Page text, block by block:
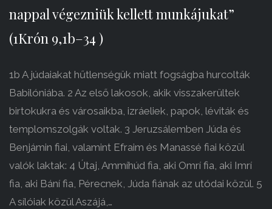
nappal végezniük kellett munkájukat”
(1Krón 9,1b–34 )
1b A júdaiakat hűtlenségük miatt fogságba hurcolták
Babilóniába. 2 Az első lakosok, akik visszakerültek
birtokukra és városaikba, izráeliek, papok, léviták és
templomszolgák voltak. 3 Jeruzsálemben Júda és
Benjámin fiai, valamint Efraim és Manassé fiai közül
valók laktak: 4 Útaj, Ammíhúd fia, aki Omrí fia, aki Imrí
fia, aki Bání fia, Pérecnek, Júda fiának az utódai közül. 5
A sílóiak közül Aszájá,…